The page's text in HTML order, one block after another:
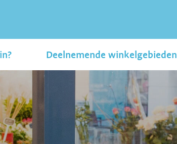
Deelnemende winkelgebieden